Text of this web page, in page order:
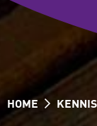
HOME KENNIS